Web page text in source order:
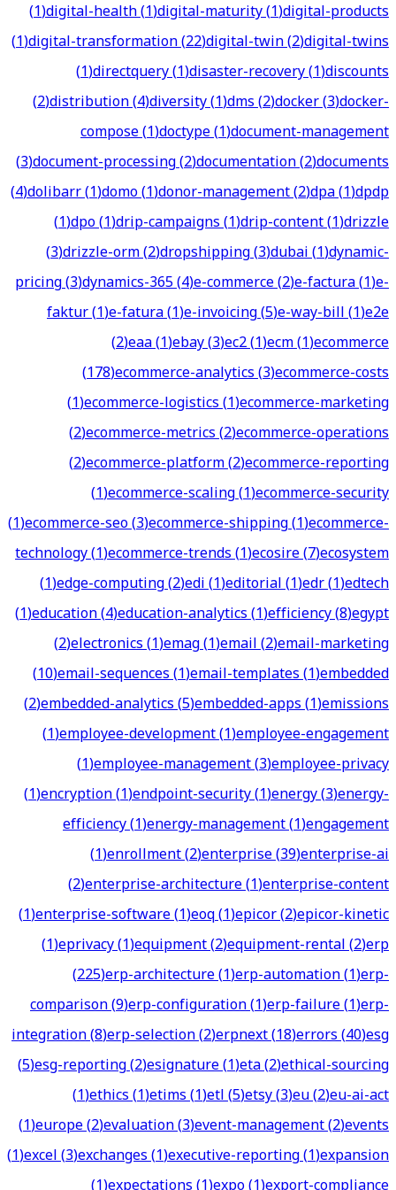
(1)digital-health(1)digital-maturity(1)digital-products
(1)digital-transformation(22)digital-twin(2)digital-twins
(1)directquery(1)disaster-recovery(1)discounts
(2)distribution(4)diversity(1)dms(2)docker(3)docker-
compose(1)doctype(1)document-management
(3)document-processing(2)documentation(2)documents
(4)dolibarr(1)domo(1)donor-management(2)dpa(1)dpdp
(1)dpo(1)drip-campaigns(1)drip-content(1)drizzle
(3)drizzle-orm(2)dropshipping(3)dubai(1)dynamic-
pricing(3)dynamics-365(4)e-commerce(2)e-factura(1)e-
faktur(1)e-fatura(1)e-invoicing(5)e-way-bill(1)e2e
(2)eaa(1)ebay(3)ec2(1)ecm(1)ecommerce
(178)ecommerce-analytics(3)ecommerce-costs
(1)ecommerce-logistics(1)ecommerce-marketing
(2)ecommerce-metrics(2)ecommerce-operations
(2)ecommerce-platform(2)ecommerce-reporting
(1)ecommerce-scaling(1)ecommerce-security
(1)ecommerce-seo(3)ecommerce-shipping(1)ecommerce-
technology(1)ecommerce-trends(1)ecosire(7)ecosystem
(1)edge-computing(2)edi(1)editorial(1)edr(1)edtech
(1)education(4)education-analytics(1)efficiency(8)egypt
(2)electronics(1)emag(1)email(2)email-marketing
(10)email-sequences(1)email-templates(1)embedded
(2)embedded-analytics(5)embedded-apps(1)emissions
(1)employee-development(1)employee-engagement
(1)employee-management(3)employee-privacy
(1)encryption(1)endpoint-security(1)energy(3)energy-
efficiency(1)energy-management(1)engagement
(1)enrollment(2)enterprise(39)enterprise-ai
(2)enterprise-architecture(1)enterprise-content
(1)enterprise-software(1)eoq(1)epicor(2)epicor-kinetic
(1)eprivacy(1)equipment(2)equipment-rental(2)erp
(225)erp-architecture(1)erp-automation(1)erp-
comparison(9)erp-configuration(1)erp-failure(1)erp-
integration(8)erp-selection(2)erpnext(18)errors(40)esg
(5)esg-reporting(2)esignature(1)eta(2)ethical-sourcing
(1)ethics(1)etims(1)etl(5)etsy(3)eu(2)eu-ai-act
(1)europe(2)evaluation(3)event-management(2)events
(1)excel(3)exchanges(1)executive-reporting(1)expansion